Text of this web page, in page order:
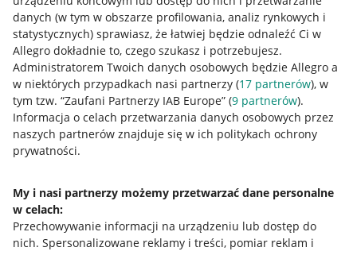
danych (w tym w obszarze profilowania, analiz rynkowych i
statystycznych) sprawiasz, że łatwiej będzie odnaleźć Ci w
Allegro dokładnie to, czego szukasz i potrzebujesz.
Administratorem Twoich danych osobowych będzie Allegro a
w niektórych przypadkach nasi partnerzy (17 partnerów), w
tym tzw. “Zaufani Partnerzy IAB Europe” (9 partnerów).
Informacja o celach przetwarzania danych osobowych przez
naszych partnerów znajduje się w ich politykach ochrony
prywatności.
My i nasi partnerzy możemy przetwarzać dane personalne
w celach:
Przechowywanie informacji na urządzeniu lub dostęp do
nich. Spersonalizowane reklamy i treści, pomiar reklam i
Nawigacja
Przydatne informacje
Jak to działa
Allegro Gadane dla sprzedających
Allegro Gadane dla kupujących